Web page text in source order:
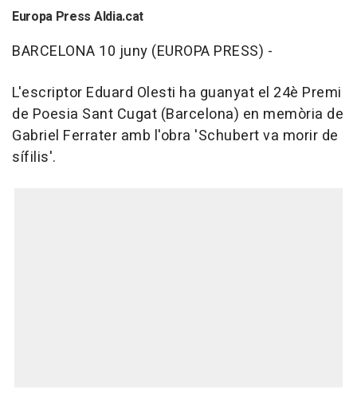
Europa Press Aldia.cat
BARCELONA 10 juny (EUROPA PRESS) -
L'escriptor Eduard Olesti ha guanyat el 24è Premi
de Poesia Sant Cugat (Barcelona) en memòria de
Gabriel Ferrater amb l'obra 'Schubert va morir de
sífilis'.